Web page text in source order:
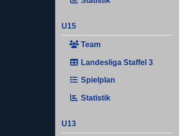
U15
Team
Landesliga Staffel 3
Spielplan
Statistik
U13